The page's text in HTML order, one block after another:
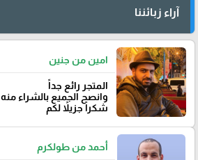
آراء زبائننا
امين من جنين
المتجر رائع جداً
وانصح الجميع بالشراء منه
شكراً جزيلاً لكم
أحمد من طولكرم